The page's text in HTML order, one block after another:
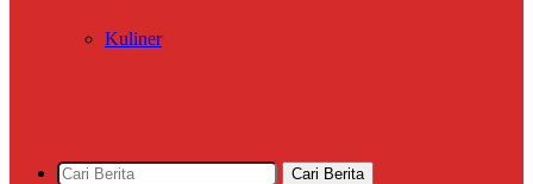
Kuliner
Cari Berita